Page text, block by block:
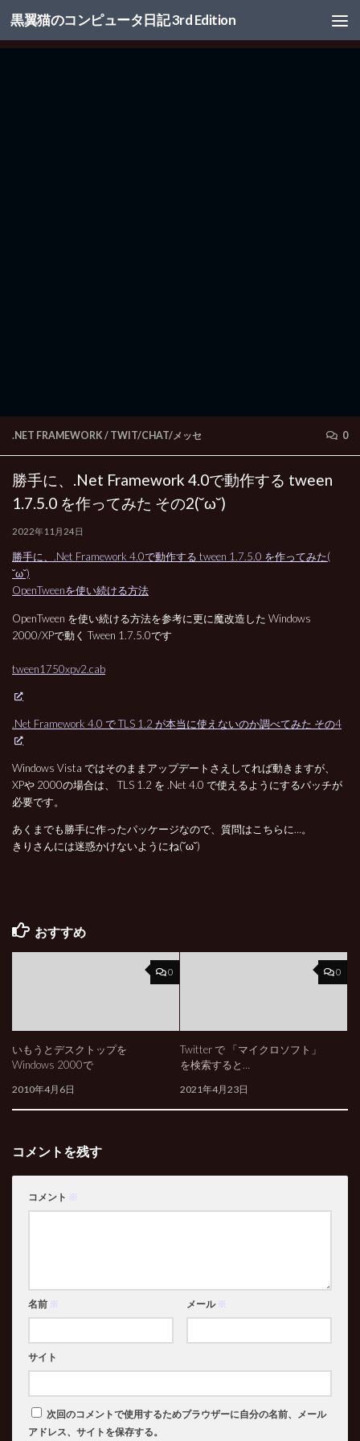
コンテンツへスキップ
黒翼猫のコンピュータ日記 3rd Edition
.NET FRAMEWORK/ TWIT/CHAT/メッセ 0
勝手に、.Net Framework 4.0で動作する tween
1.7.5.0 を作ってみた その2(˘ω˘)
2022年11月24日
勝手に、.Net Framework 4.0で動作する tween 1.7.5.0 を作ってみた(
˘ω˘)
OpenTweenを使い続ける方法
OpenTween を使い続ける方法を参考に更に魔改造した Windows
2000/XPで動く Tween 1.7.5.0です
tween1750xpv2.cab
.Net Framework 4.0 で TLS 1.2 が本当に使えないのか調べてみた その4
Windows Vista ではそのままアップデートさえしてれば動きますが、
XPや 2000の場合は、 TLS 1.2 を .Net 4.0 で使えるようにするパッチが
必要です。
あくまでも勝手に作ったパッケージなので、質問はこちらに…。
きりさんには迷惑かけないようにね(˘ω˘)
おすすめ
0
いもうとデスクトップを
Windows 2000で
2010年4月6日
0
Twitter で 「マイクロソフト」
を検索すると…
2021年4月23日
コメントを残す
コメント ※
名前 ※ メール ※
サイト
次回のコメントで使用するためブラウザーに自分の名前、メール
アドレス、サイトを保存する。